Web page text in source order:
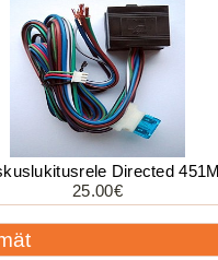
Avital 3305L on 2-su...
Directed 451M
25.00€